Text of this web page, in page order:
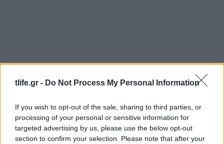
tlife.gr - Do Not Process My Personal Information
If you wish to opt-out of the sale, sharing to third parties, or
processing of your personal or sensitive information for
targeted advertising by us, please use the below opt-out
section to confirm your selection. Please note that after your